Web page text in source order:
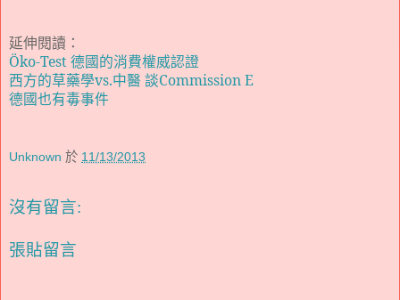
延伸閱讀：
Öko-Test 德國的消費權威認證
西方的草藥學vs.中醫 談Commission E
德國也有毒事件
Unknown 於 11/13/2013
沒有留言:
張貼留言